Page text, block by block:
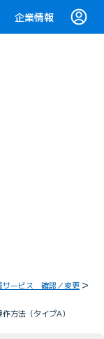
企業情報
サービス 確認／変更
方法（タイプA）